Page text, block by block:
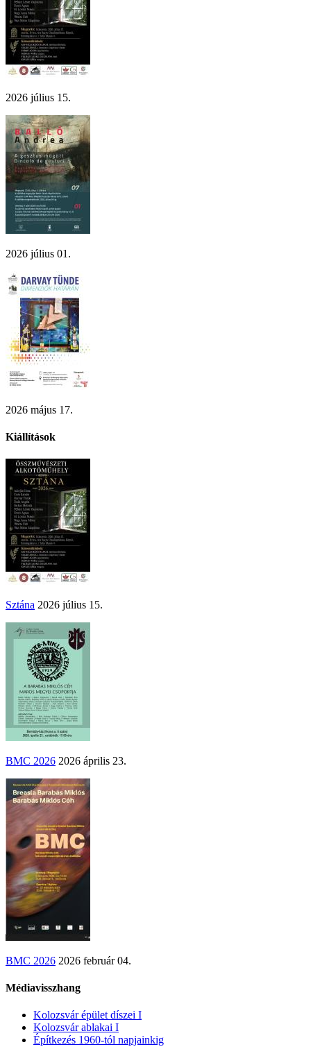
2026 július 15.
2026 július 01.
2026 május 17.
Kiállítások
Sztána 2026 július 15.
BMC 2026 2026 április 23.
BMC 2026 2026 február 04.
Médiavisszhang
Kolozsvár épület díszei I
Kolozsvár ablakai I
Építkezés 1960-tól napjainkig